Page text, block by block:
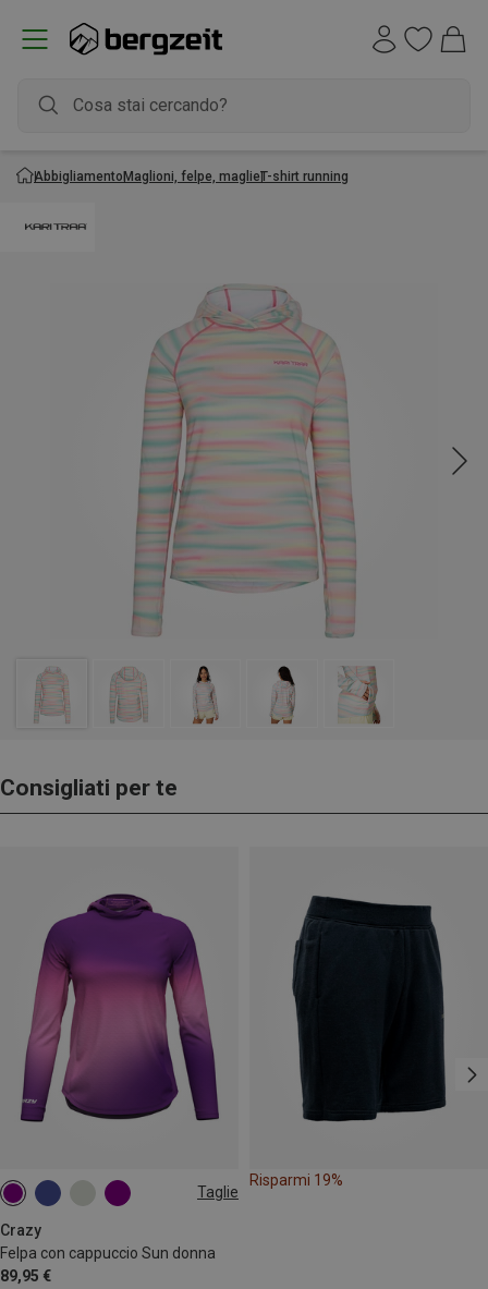
AbbigliamentoMaglioni, felpe, maglieT-shirt running
Consigliati per te
Taglie
Crazy
Felpa con cappuccio Sun donna
89,95 €
M
Risparmi 19%